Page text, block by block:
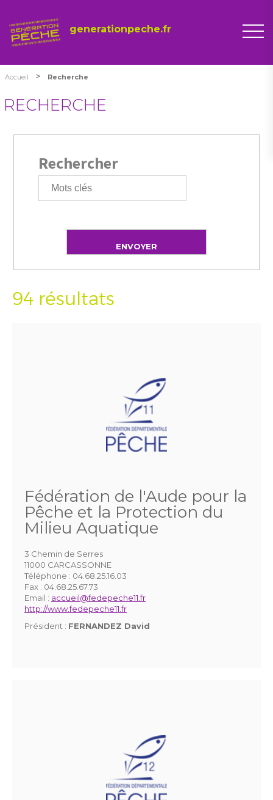
generationpeche.fr
Accueil > Recherche
RECHERCHE
Rechercher
94 résultats
Fédération de l'Aude pour la
Pêche et la Protection du
Milieu Aquatique
3 Chemin de Serres
11000 CARCASSONNE
Téléphone : 04.68.25.16.03
Fax : 04.68.25.67.73
Email : accueil@fedepeche11.fr
http://www.fedepeche11.fr
Président : FERNANDEZ David